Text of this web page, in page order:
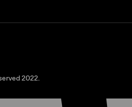
2022.